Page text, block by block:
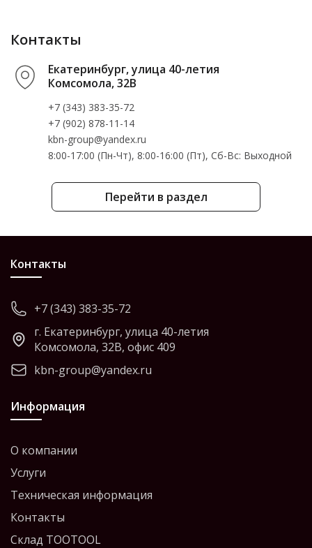
Перейти в раздел
Контакты
Екатеринбург, улица 40-летия
Комсомола, 32В
+7 (343) 383-35-72
+7 (902) 878-11-14
kbn-group@yandex.ru
8:00-17:00 (Пн-Чт), 8:00-16:00 (Пт), Cб-Вс: Выходной
Контакты
+7 (343) 383-35-72
г. Екатеринбург, улица 40-летия
Комсомола, 32В, офис 409
kbn-group@yandex.ru
Информация
О компании
Услуги
Техническая информация
Контакты
Склад TOOTOOL